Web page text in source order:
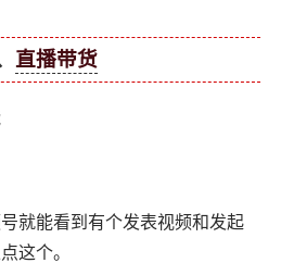
直播带货
就能看到有个发表视频和发起
这个。